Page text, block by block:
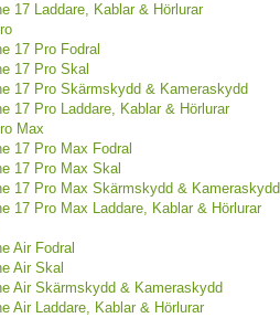
17 Laddare, Kablar & Hörlurar
17 Pro Fodral
17 Pro Skal
17 Pro Skärmskydd & Kameraskydd
17 Pro Laddare, Kablar & Hörlurar
Max
17 Pro Max Fodral
17 Pro Max Skal
17 Pro Max Skärmskydd & Kameraskydd
17 Pro Max Laddare, Kablar & Hörlurar
Air Fodral
Air Skal
Air Skärmskydd & Kameraskydd
Air Laddare, Kablar & Hörlurar